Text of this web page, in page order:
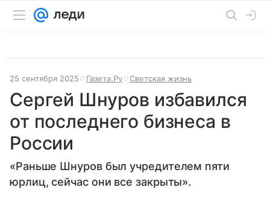
25 сентября 2025 Газета.Ру Светская жизнь
Сергей Шнуров избавился
от последнего бизнеса в
России
«Раньше Шнуров был учредителем пяти
юрлиц, сейчас они все закрыты».